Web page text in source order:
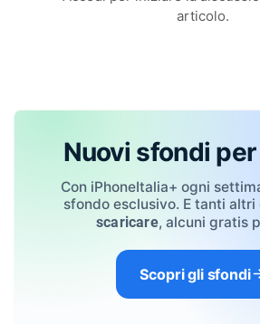
articolo.
Nuovi sfondi per
Con iPhoneItalia+ ogni
sfondo esclusivo. E tanti altri
scaricare, alcuni gratis
Scopri gli sfondi